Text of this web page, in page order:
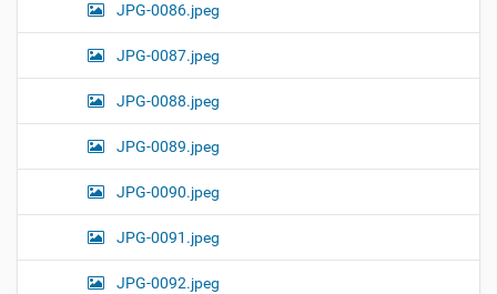
JPG-0086.jpeg
JPG-0087.jpeg
JPG-0088.jpeg
JPG-0089.jpeg
JPG-0090.jpeg
JPG-0091.jpeg
JPG-0092.jpeg